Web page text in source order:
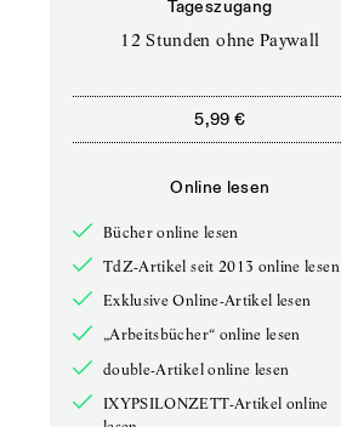
Tageszugang
12 Stunden ohne Paywall
5,99 €
Online lesen
Bücher online lesen
TdZ-Artikel seit 2013 online lesen
Exklusive Online-Artikel lesen
„Arbeitsbücher“ online lesen
double-Artikel online lesen
IXYPSILONZETT-Artikel online